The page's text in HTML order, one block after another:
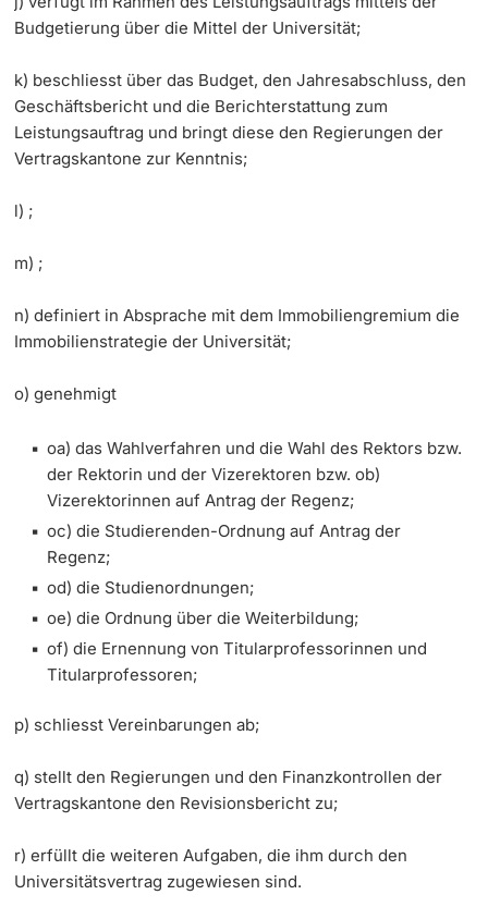
Budgetierung über die Mittel der Universität;
k) beschliesst über das Budget, den Jahresabschluss, den
Geschäftsbericht und die Berichterstattung zum
Leistungsauftrag und bringt diese den Regierungen der
Vertragskantone zur Kenntnis;
l) ;
m) ;
n) definiert in Absprache mit dem Immobiliengremium die
Immobilienstrategie der Universität;
o) genehmigt
oa) das Wahlverfahren und die Wahl des Rektors bzw.
der Rektorin und der Vizerektoren bzw. ob)
Vizerektorinnen auf Antrag der Regenz;
oc) die Studierenden-Ordnung auf Antrag der
Regenz;
od) die Studienordnungen;
oe) die Ordnung über die Weiterbildung;
of) die Ernennung von Titularprofessorinnen und
Titularprofessoren;
p) schliesst Vereinbarungen ab;
q) stellt den Regierungen und den Finanzkontrollen der
Vertragskantone den Revisionsbericht zu;
r) erfüllt die weiteren Aufgaben, die ihm durch den
Universitätsvertrag zugewiesen sind.